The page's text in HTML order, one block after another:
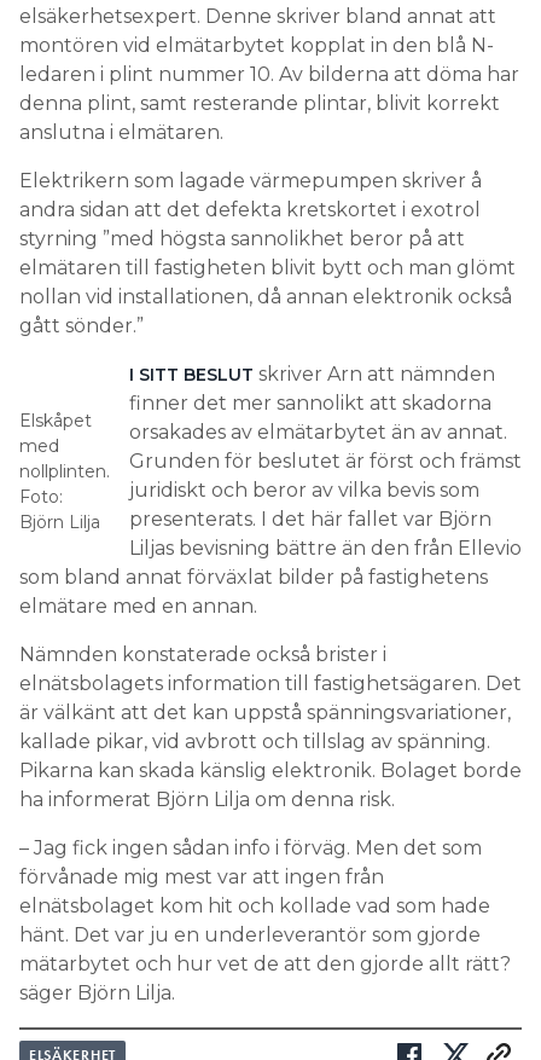
elsäkerhetsexpert. Denne skriver bland annat att
montören vid elmätarbytet kopplat in den blå N-
ledaren i plint nummer 10. Av bilderna att döma har
denna plint, samt resterande plintar, blivit korrekt
anslutna i elmätaren.
Elektrikern som lagade värmepumpen skriver å
andra sidan att det defekta kretskortet i exotrol
styrning ”med högsta sannolikhet beror på att
elmätaren till fastigheten blivit bytt och man glömt
nollan vid installationen, då annan elektronik också
gått sönder.”
Elskåpet
med
nollplinten.
Foto:
Björn Lilja
I SITT BESLUT skriver Arn att nämnden
finner det mer sannolikt att skadorna
orsakades av elmätarbytet än av annat.
Grunden för beslutet är först och främst
juridiskt och beror av vilka bevis som
presenterats. I det här fallet var Björn
Liljas bevisning bättre än den från Ellevio
som bland annat förväxlat bilder på fastighetens
elmätare med en annan.
Nämnden konstaterade också brister i
elnätsbolagets information till fastighetsägaren. Det
är välkänt att det kan uppstå spänningsvariationer,
kallade pikar, vid avbrott och tillslag av spänning.
Pikarna kan skada känslig elektronik. Bolaget borde
ha informerat Björn Lilja om denna risk.
– Jag fick ingen sådan info i förväg. Men det som
förvånade mig mest var att ingen från
elnätsbolaget kom hit och kollade vad som hade
hänt. Det var ju en underleverantör som gjorde
mätarbytet och hur vet de att den gjorde allt rätt?
säger Björn Lilja.
ELSÄKERHET